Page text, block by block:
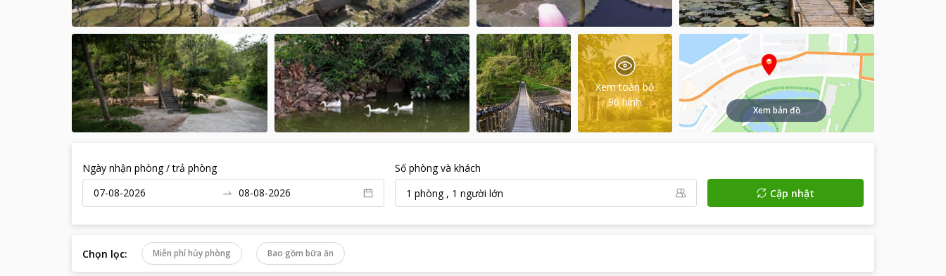
Xem toàn bộ
96 hình
Xem bản đồ
Ngày nhận phòng / trả phòng
Số phòng và khách
1 phòng, 1 người lớn Cập nhật
Chọn lọc: Miễn phí hủy phòng Bao gồm bữa ăn